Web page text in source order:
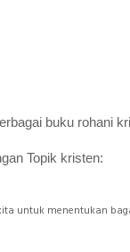
buku rohani
Topik kristen:
untuk menentukan